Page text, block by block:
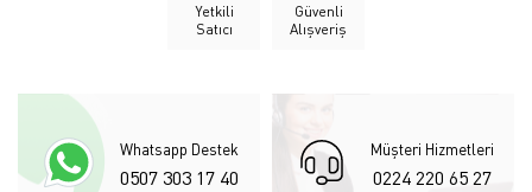
Yetkili
Satıcı
Güvenli
Alışveriş
Whatsapp Destek
0507 303 17 40
Müşteri Hizmetleri
0224 220 65 27